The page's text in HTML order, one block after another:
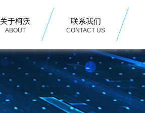
关于柯沃
ABOUT
联系我们
CONTACT US